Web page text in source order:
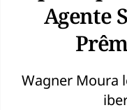
Agente
Wagner Moura